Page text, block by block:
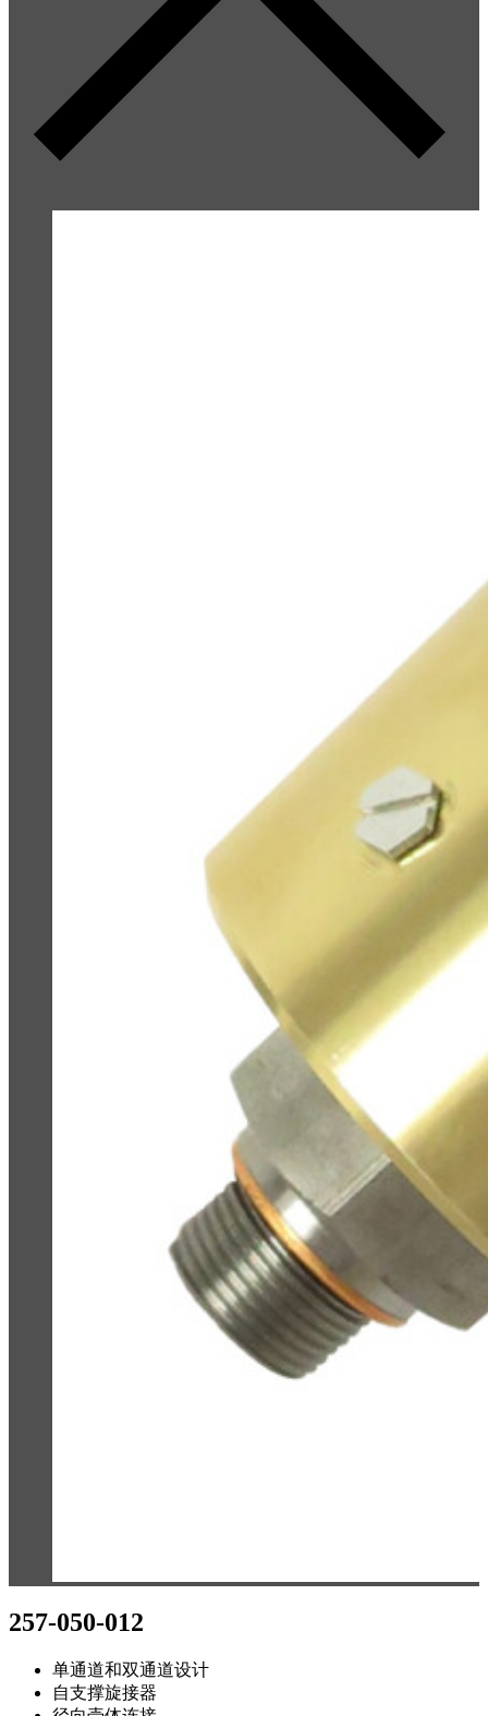
257-050-012
单通道和双通道设计
自支撑旋接器